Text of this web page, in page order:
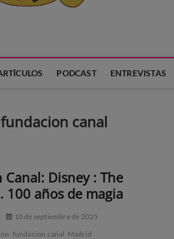
PODCAST ENTREVISTAS
fundacion canal
Canal: Disney : The
100 años de magia
10 de septiembre de 2025
fundacion canal Madrid